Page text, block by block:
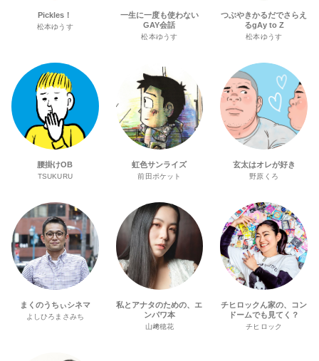
Pickles！
松本ゆうす
一生に一度も使わない
GAY会話
松本ゆうす
つぶやきかるだでさらえ
るgAy to Z
松本ゆうす
腰掛けOB
TSUKURU
虹色サンライズ
前田ポケット
玄太はオレが好き
野原くろ
まくのうちぃシネマ
よしひろまさみち
私とアナタのための、エ
ンパワ本
山﨑穂花
チヒロックん家の、コン
ドームでも見てく？
チヒロック